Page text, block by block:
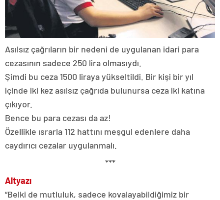
Asılsız çağrıların bir nedeni de uygulanan idari para
cezasının sadece 250 lira olmasıydı.
Şimdi bu ceza 1500 liraya yükseltildi. Bir kişi bir yıl
içinde iki kez asılsız çağrıda bulunursa ceza iki katına
çıkıyor.
Bence bu para cezası da az!
Özellikle ısrarla 112 hattını meşgul edenlere daha
caydırıcı cezalar uygulanmalı.
***
Altyazı
“Belki de mutluluk, sadece kovalayabildiğimiz bir